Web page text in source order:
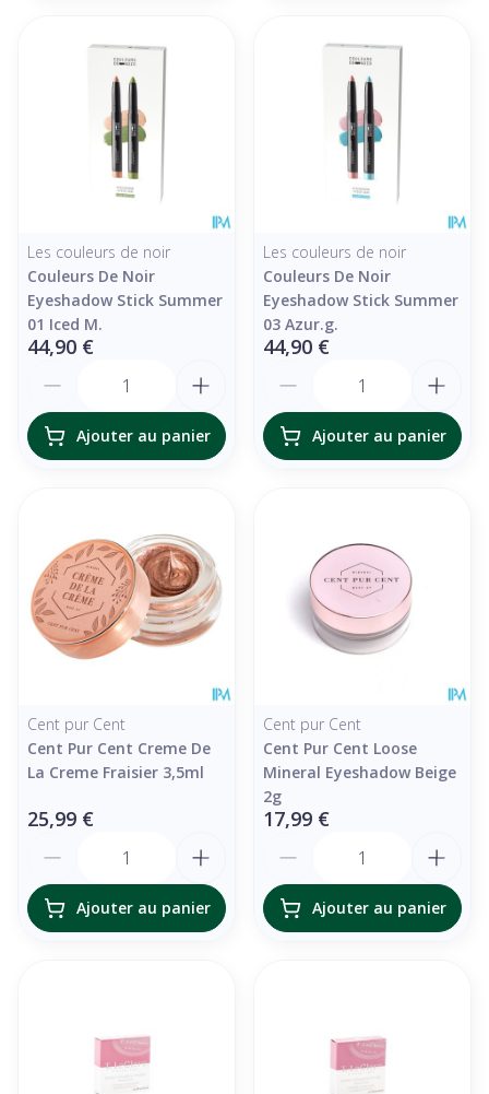
Les couleurs de noir
Couleurs De Noir
Eyeshadow Stick Summer
01 Iced M.
44,90 €
Ajouter au panier
Les couleurs de noir
Couleurs De Noir
Eyeshadow Stick Summer
03 Azur.g.
44,90 €
Ajouter au panier
Cent pur Cent
Cent Pur Cent Creme De
La Creme Fraisier 3,5ml
25,99 €
Ajouter au panier
Cent pur Cent
Cent Pur Cent Loose
Mineral Eyeshadow Beige
2g
17,99 €
Ajouter au panier